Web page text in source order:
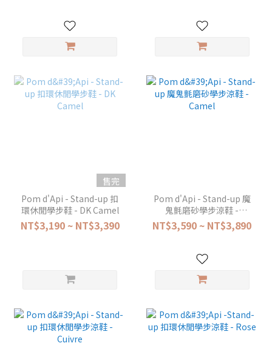
售完
Pom d'Api - Stand-up 扣
環休閒學步鞋 - DK Camel
NT$3,190 ~ NT$3,390
Pom d'Api - Stand-up 魔
鬼氈磨砂學步涼鞋 -
Camel
NT$3,590 ~ NT$3,890